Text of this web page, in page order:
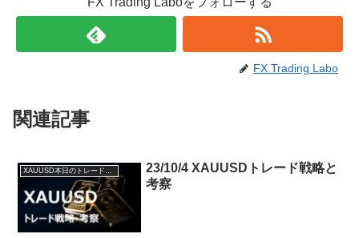
FX Trading Labo
関連記事
XAUUSD本日のトレード戦略と考察
23/10/4 XAUUSDトレード戦略と
考察